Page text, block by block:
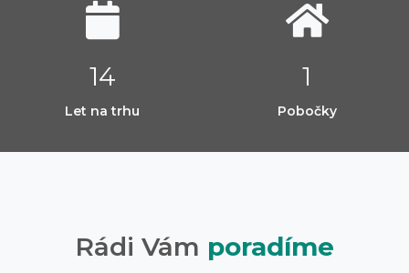
17
Let na trhu
1
Pobočky
Rádi Vám poradíme